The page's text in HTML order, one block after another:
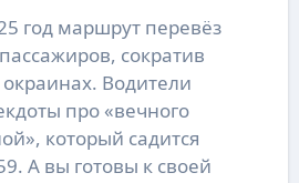
год маршрут перевёз
сократив
Водители
про «вечного
который садится
А вы готовы к своей